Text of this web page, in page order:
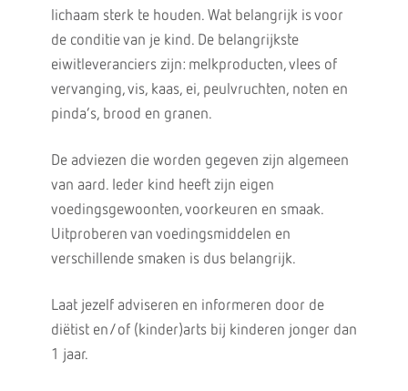
lichaam sterk te houden. Wat belangrijk is voor
de conditie van je kind. De belangrijkste
eiwitleveranciers zijn: melkproducten, vlees of
vervanging, vis, kaas, ei, peulvruchten, noten en
pinda’s, brood en granen.
De adviezen die worden gegeven zijn algemeen
van aard. Ieder kind heeft zijn eigen
voedingsgewoonten, voorkeuren en smaak.
Uitproberen van voedingsmiddelen en
verschillende smaken is dus belangrijk.
Laat jezelf adviseren en informeren door de
diëtist en/of (kinder)arts bij kinderen jonger dan
1 jaar.